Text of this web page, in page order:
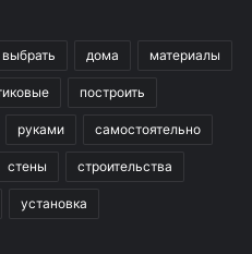
выбрать дома материалы
построить
руками самостоятельно
стены строительства
установка